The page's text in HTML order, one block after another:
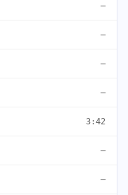
—
—
—
—
3:42
—
—